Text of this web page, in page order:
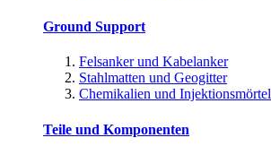
Ground Support
Felsanker und Kabelanker
Stahlmatten und Geogitter
Chemikalien und Injektionsmörtel
Teile und Komponenten